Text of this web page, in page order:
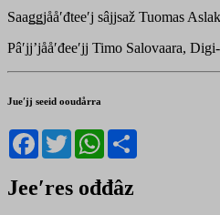
Saaǥǥjååʹđteeʹj sâjjsaž Tuomas
Pâʹjjʼjååʹđeeʹjj Timo Salovaara,
Jueʹjj seeid ooudårra
Facebook
TwitterWhatsApp
Jeeʹres ođđâz